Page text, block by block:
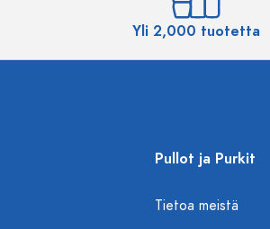
Yli 2,000 tuotetta
Pullot ja Purkit
Tietoa meistä